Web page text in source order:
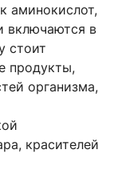
аминокислот,
включаются в
стоит
продукты,
организма,
красителей